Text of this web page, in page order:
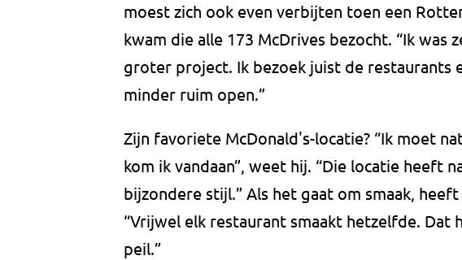
moest zich ook even verbijten toen een
kwam die alle 173 McDrives bezocht. “Ik was
groter project. Ik bezoek juist de restaurants
minder ruim open.”
Zijn favoriete McDonald's-locatie? “Ik moet
kom ik vandaan”, weet hij. “Die locatie heeft
bijzondere stijl.” Als het gaat om smaak,
“Vrijwel elk restaurant smaakt hetzelfde. Dat
peil.”